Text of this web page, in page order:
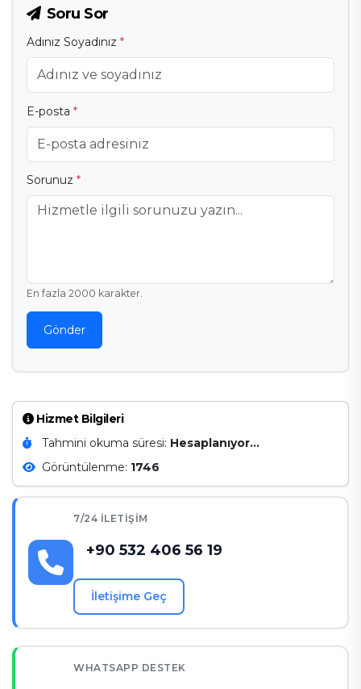
Hizmet Bilgileri
Tahmini okuma süresi: Hesaplanıyor...
Görüntülenme: 1746
7/24 İLETIŞIM
+90 532 406 56 19
İletişime Geç
WHATSAPP DESTEK
Soru Sor
Adınız Soyadınız *
E-posta *
Sorunuz *
En fazla 2000 karakter.
Gönder